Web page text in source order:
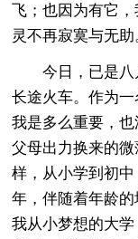
飞；也因为有它
灵不再寂寞与无助
今日，已是八
长途火车。作为
我是多么重要，
父母出力换来的
样，从小学到初
年，伴随着年龄
我从小梦想的大